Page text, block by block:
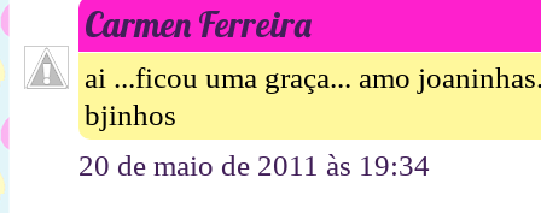
Carmen Ferreira
ai ...ficou uma graça... amo
bjinhos
20 de maio de 2011 às 19:34